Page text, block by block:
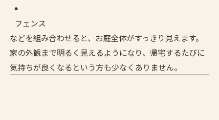
フェンス
などを組み合わせると、お庭全体がすっきり見えます。
家の外観まで明るく見えるようになり、帰宅するたびに
気持ちが良くなるという方も少なくありません。